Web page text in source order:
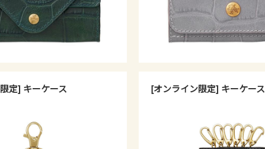
定] キーケース [オンライン限定] キーケース